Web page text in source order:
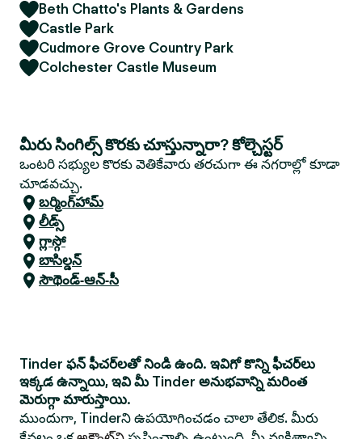
Beth Chatto's Plants & Gardens
Castle Park
Cudmore Grove Country Park
Colchester Castle Museum
మీరు సింగిల్స్ కొరకు చూస్తున్నారా? కోల్చెస్టర్
ఒంటరి సభ్యుల కొరకు వెతికేవారు తరచుగా ఈ నగరాల్లో కూడా
చూడవచ్చు.
బర్మింగ్‌హామ్
లీడ్స్
గ్లాస్గో
బాసిల్డన్
సౌథెండ్-ఆన్-సీ
Tinder ఫన్ ఫీచర్‌లతో నిండి ఉంది. ఇవిగో కొన్ని ఫీచర్‌లు
ఇక్కడ ఉన్నాయి, ఇవి మీ Tinder అనుభవాన్ని మరింత
మెరుగ్గా మారుస్తాయి.
ముందుగా, Tinderని ఉపయోగించడం చాలా తేలిక. మీరు